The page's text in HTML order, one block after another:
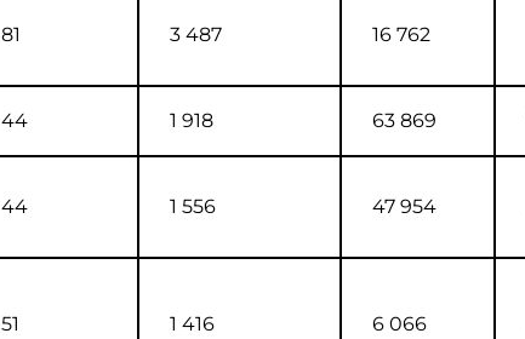
81 3 487 16 762
44 1 918 63 869
44 1 556 47 954
51 1 416 6 066